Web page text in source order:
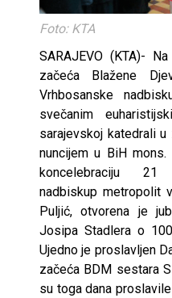
Foto: KTA
SARAJEVO (KTA)-
začeća Blažene
Vrhbosanske
svečanim
sarajevskoj katedrali
nuncijem u BiH
koncelebraciju 21
nadbiskup metropolit
Puljić, otvorena je
Josipa Stadlera o
Ujedno je proslavljen
začeća BDM sestara
su toga dana